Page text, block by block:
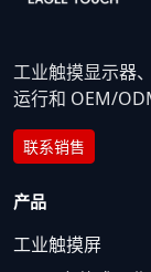
工业触摸显示器
运行和 OEM/
联系销售
产品
工业触摸屏